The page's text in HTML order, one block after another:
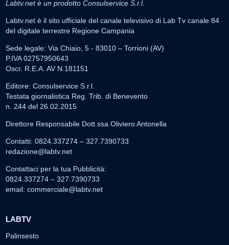
Labtv.net è un prodotto Consulservice S.r.l.
Labtv.net è il sito ufficiale del canale televisivo di Lab Tv canale 84
del digitale terrestre Regione Campania
Sede legale: Via Chiaio, 5 - 83010 – Torrioni (AV)
P.IVA 02757950643
Oscr. R.E.A. AV N.181151
Editore: Consulservice S.r.l.
Testata giornalistica Reg. Trib. di Benevento
n. 244 del 26.02.2015
Direttore Responsabile Dott.ssa Oliviero Antonella
Contatti: 0824.337274 – 327.7390733
redazione@labtv.net
Contattaci per la tua Pubblicità:
0824.337274 – 327.7390733
email: commerciale@labtv.net
LABTV
Palinsesto